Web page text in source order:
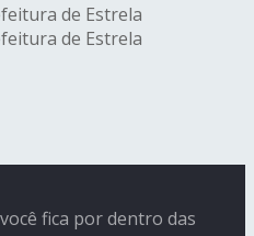
de Estrela
de Estrela
fica por dentro das